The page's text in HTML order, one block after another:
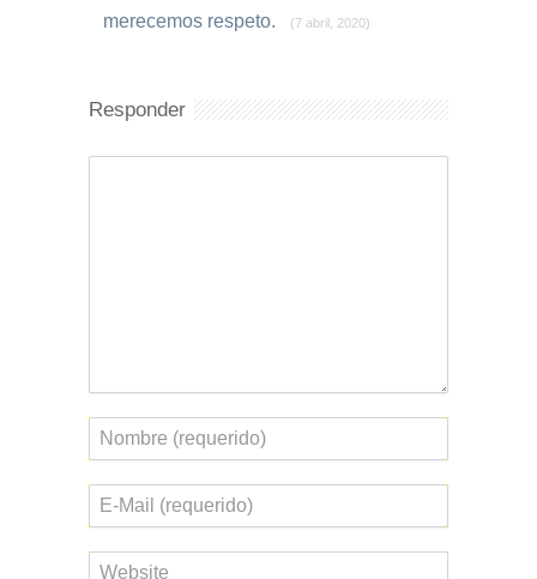
merecemos respeto.
(7 abril, 2020)
Responder
Nombre
Correo
electrónico
Web